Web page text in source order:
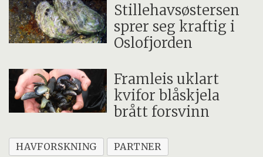
Stillehavsøstersen
sprer seg kraftig i
Oslofjorden
Framleis uklart
kvifor blåskjela
brått forsvinn
HAVFORSKNING PARTNER